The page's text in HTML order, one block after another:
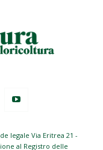
legale Via Eritrea 21 -
al Registro delle